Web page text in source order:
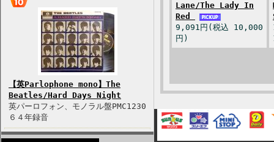
【英Parlophone mono】The
Beatles/Hard Days Night
英パーロフォン、モノラル盤PMC1230
６４年録音
Lane/The Lady In
Red
9,091円(税込 10,000
円)